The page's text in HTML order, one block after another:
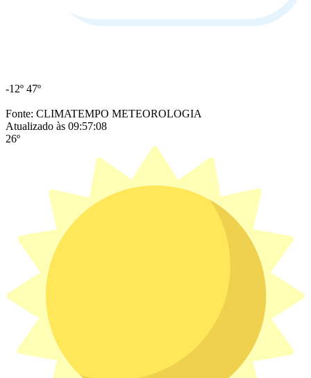
-12º 47º
Fonte: CLIMATEMPO METEOROLOGIA
Atualizado às 09:57:08
26º